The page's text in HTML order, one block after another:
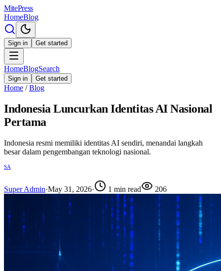
MitePress
HomeBlog
Sign in Get started
HomeBlogSearch
Sign in Get started
Home / Blog
Indonesia Luncurkan Identitas AI Nasional
Pertama
Indonesia resmi memiliki identitas AI sendiri, menandai langkah
besar dalam pengembangan teknologi nasional.
SA
Super Admin·May 31, 2026· 1 min read 206